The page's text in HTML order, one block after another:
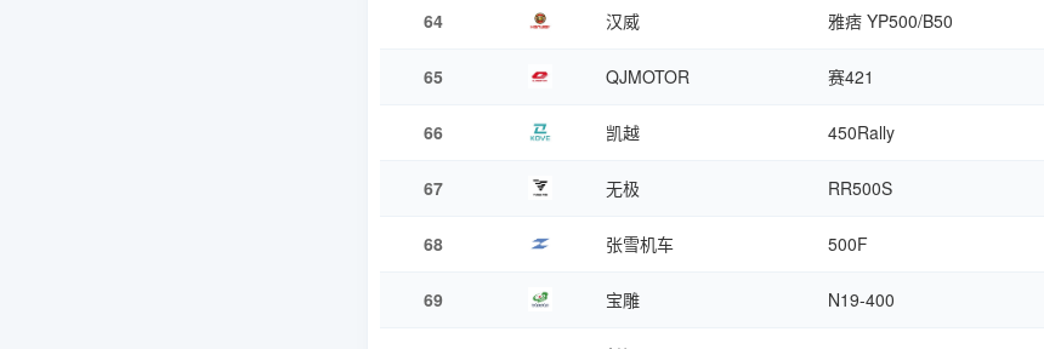
64 汉威 雅痞 YP500/B50
65 QJMOTOR 赛421
66 凯越 450Rally
67 无极 RR500S
68 张雪机车 500F
69 宝雕 N19-400